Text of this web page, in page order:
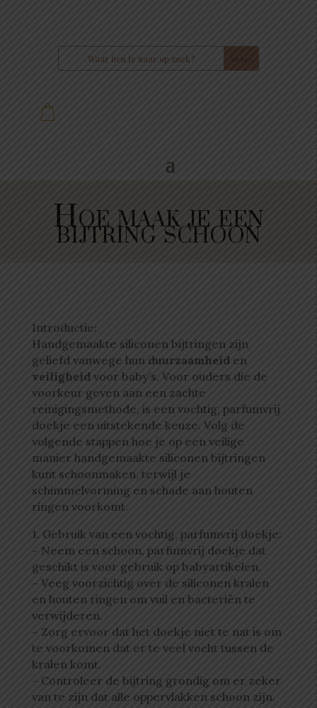
Hoe maak je een
bijtring schoon
Introductie:
Handgemaakte siliconen bijtringen zijn
geliefd vanwege hun duurzaamheid en
veiligheidvoor baby’s. Voor ouders die de
voorkeur geven aan een zachte
reinigingsmethode, is een vochtig, parfumvrij
doekje een uitstekende keuze. Volg de
volgende stappen hoe je op een veilige
manier handgemaakte siliconen bijtringen
kunt schoonmaken, terwijl je
schimmelvorming en schade aan houten
ringen voorkomt.
1. Gebruik van een vochtig, parfumvrij doekje:
– Neem een schoon, parfumvrij doekje dat
geschikt is voor gebruik op babyartikelen.
– Veeg voorzichtig over de siliconen kralen
en houten ringen om vuil en bacteriën te
verwijderen.
– Zorg ervoor dat het doekje niet te nat is om
te voorkomen dat er te veel vocht tussen de
kralen komt.
– Controleer de bijtring grondig om er zeker
van te zijn dat alle oppervlakken schoon zijn.